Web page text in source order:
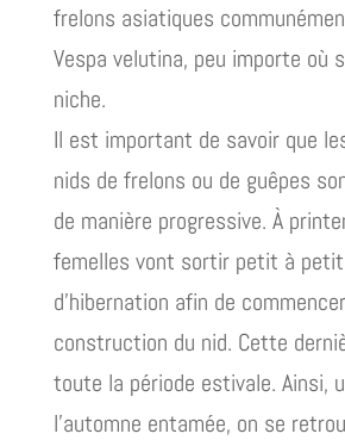
frelons asiatiques
Vespa velutina, peu importe où
niche.
Il est important de savoir que
nids de frelons ou de guêpes
de manière progressive. À
femelles vont sortir petit à petit
d’hibernation afin de
construction du nid. Cette
toute la période estivale. Ainsi,
l’automne entamée, on se